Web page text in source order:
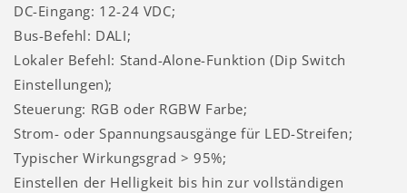
DC-Eingang: 12-24 VDC;
Bus-Befehl: DALI;
Lokaler Befehl: Stand-Alone-Funktion (Dip Switch
Einstellungen);
Steuerung: RGB oder RGBW Farbe;
Strom- oder Spannungsausgänge für LED-Streifen;
Typischer Wirkungsgrad > 95%;
Einstellen der Helligkeit bis hin zur vollständigen